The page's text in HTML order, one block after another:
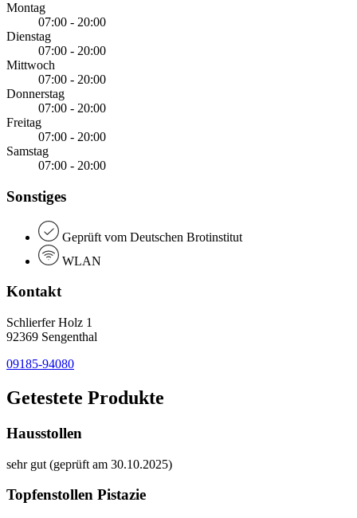
Montag
07:00 - 20:00
Dienstag
07:00 - 20:00
Mittwoch
07:00 - 20:00
Donnerstag
07:00 - 20:00
Freitag
07:00 - 20:00
Samstag
07:00 - 20:00
Sonstiges
Geprüft vom Deutschen Brotinstitut
WLAN
Kontakt
Schlierfer Holz 1
92369 Sengenthal
09185-94080
Getestete Produkte
Hausstollen
sehr gut (geprüft am 30.10.2025)
Topfenstollen Pistazie